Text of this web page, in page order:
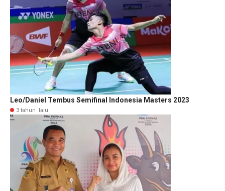
Leo/Daniel Tembus Semifinal Indonesia Masters 2023
3 tahun lalu